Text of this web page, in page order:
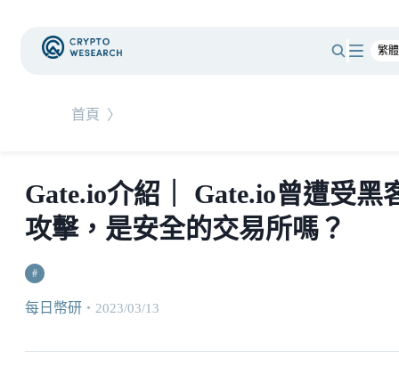
首頁 〉
Gate.io介紹｜ Gate.io曾遭受黑
攻擊，是安全的交易所嗎？
#
每日幣研 ・ 2023/03/13